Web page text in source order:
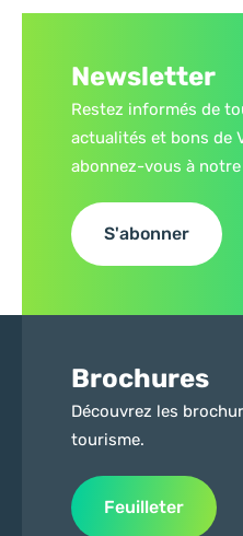
Newsletter
Restez informés de
actualités et bons de
abonnez-vous à
S'abonner
Brochures
Découvrez les
tourisme.
Feuilleter